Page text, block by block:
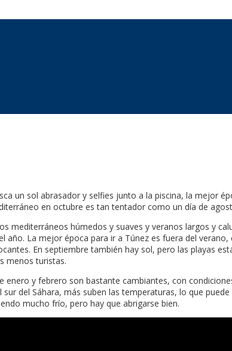
un sol abrasador y selfies junto a la piscina, la mejor
en octubre es tan tentador como un día de
mediterráneos húmedos y suaves y veranos largos y
La mejor época para ir a Túnez es fuera del
En septiembre también hay sol, pero las playas
menos turistas.
y febrero son bastante cambiantes, con
del Sáhara, más suben las temperaturas, lo que
mucho frío, pero hay que abrigarse bien.